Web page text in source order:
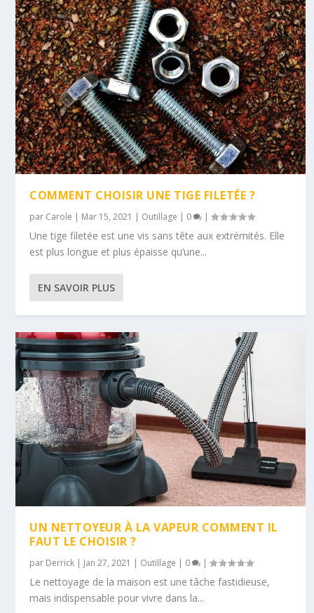
COMMENT CHOISIR UNE TIGE FILETÉE ?
par Carole | Mar 15, 2021 | Outillage | 0 |
Une tige filetée est une vis sans tête aux extrémités. Elle
est plus longue et plus épaisse qu’une...
EN SAVOIR PLUS
UN NETTOYEUR À LA VAPEUR COMMENT IL
FAUT LE CHOISIR ?
par Derrick | Jan 27, 2021 | Outillage | 0 |
Le nettoyage de la maison est une tâche fastidieuse,
mais indispensable pour vivre dans la...